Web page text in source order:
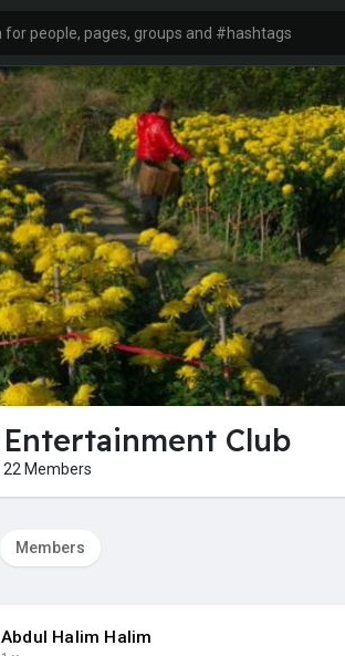
Entertainment Club
22 Members
Members
Abdul Halim Halim